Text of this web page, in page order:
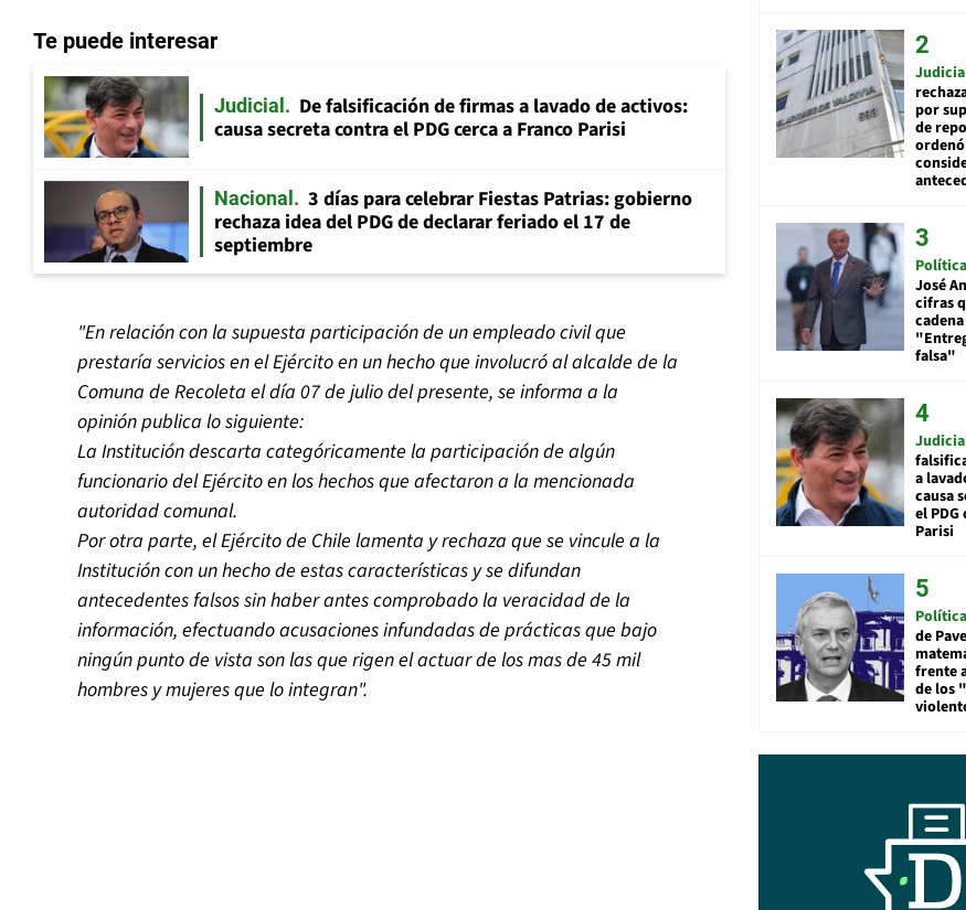
Te puede interesar
Judicial
De falsificación de firmas a lavado de activos:
causa secreta contra el PDG cerca a Franco Parisi
Nacional
3 días para celebrar Fiestas Patrias: gobierno
rechaza idea del PDG de declarar feriado el 17 de
septiembre
"En relación con la supuesta participación de un empleado civil que
prestaría servicios en el Ejército en un hecho que involucró al alcalde de la
Comuna de Recoleta el día 07 de julio del presente, se informa a la
opinión publica lo siguiente:
La Institución descarta categóricamente la participación de algún
funcionario del Ejército en los hechos que afectaron a la mencionada
autoridad comunal.
Por otra parte, el Ejército de Chile lamenta y rechaza que se vincule a la
Institución con un hecho de estas características y se difundan
antecedentes falsos sin haber antes comprobado la veracidad de la
información, efectuando acusaciones infundadas de prácticas que bajo
ningún punto de vista son las que rigen el actuar de los mas de 45 mil
hombres y mujeres que lo integran".
por
de
Política
José
cifras
falsa"
a
causa
el
Parisi
Política
de
frente
de los